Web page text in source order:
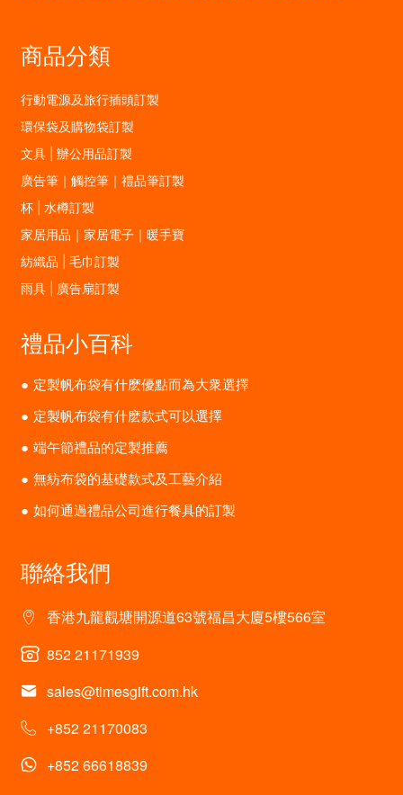
商品分類
行動電源及旅行插頭訂製
環保袋及購物袋訂製
文具 | 辦公用品訂製
廣告筆｜觸控筆｜禮品筆訂製
杯 | 水樽訂製
家居用品｜家居電子｜暖手寶
紡織品 | 毛巾訂製
雨具 | 廣告扇訂製
禮品小百科
定製帆布袋有什麽優點而為大衆選擇
定製帆布袋有什麽款式可以選擇
端午節禮品的定製推薦
無紡布袋的基礎款式及工藝介紹
如何通過禮品公司進行餐具的訂製
聯絡我們
香港九龍觀塘開源道63號福昌大廈5樓566室
852 21171939
sales@timesgift.com.hk
+852 21170083
+852 66618839